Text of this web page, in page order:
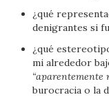
¿qué
denigrantes si
¿qué
mi alrededor
“aparentemente
burocracia o la